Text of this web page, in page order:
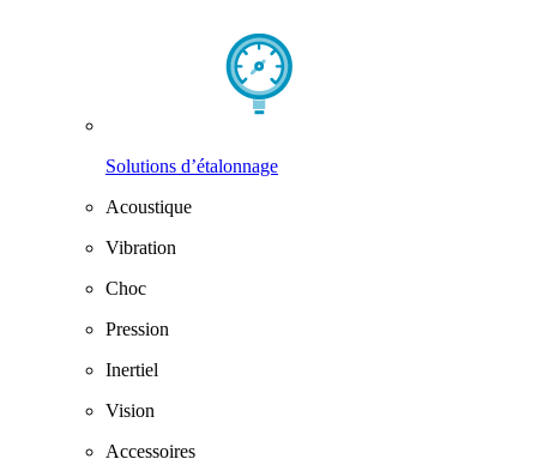
Solutions d’étalonnage
Acoustique
Vibration
Choc
Pression
Inertiel
Vision
Accessoires